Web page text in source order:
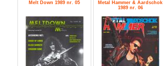
Melt Down 1989 nr. 05
Metal Hammer & Aardschok
1989 nr. 06